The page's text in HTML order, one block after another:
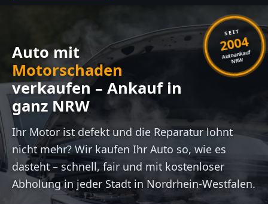
SEIT
2004
Autoankauf
NRW
Auto mit
Motorschaden
verkaufen – Ankauf in
ganz NRW
Ihr Motor ist defekt und die Reparatur lohnt
nicht mehr? Wir kaufen Ihr Auto so, wie es
dasteht – schnell, fair und mit kostenloser
Abholung in jeder Stadt in Nordrhein-Westfalen.